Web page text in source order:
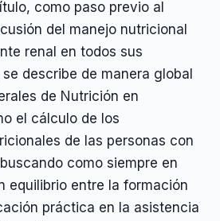
como paso previo al
del manejo nutricional
renal en todos sus
describe de manera global
de Nutrición en
el cálculo de los
de las personas con
como siempre en
equilibrio entre la formación
práctica en la asistencia